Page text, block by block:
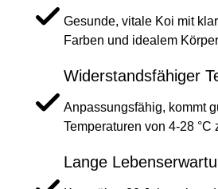
Gesunde, vitale Koi mit
Farben und idealem
Widerstandsfähiger
Anpassungsfähig, kommt
Temperaturen von 4-28 °C
Lange